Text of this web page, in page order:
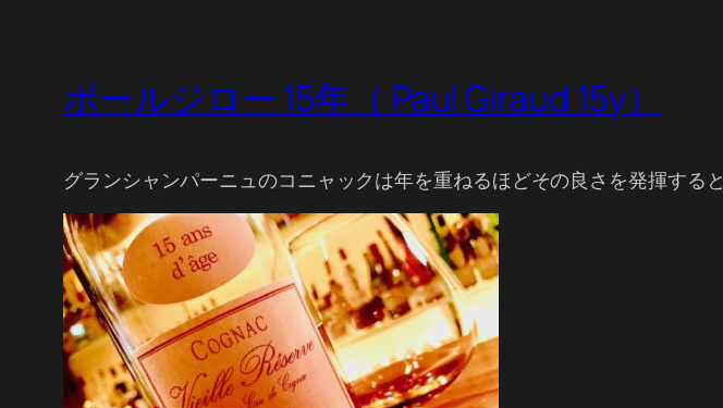
ポールジロー 15年（ Paul Giraud 15y）
グランシャンパーニュのコニャックは年を重ねるほどその良さを発揮する